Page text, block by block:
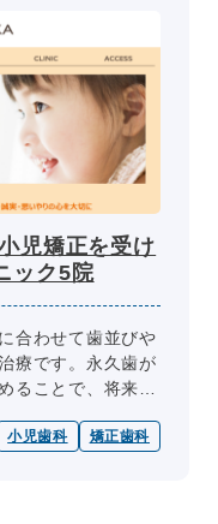
児矯正を受け
ック5院
合わせて歯並びや
療です。永久歯が
ることで、将来の
してい...
小児歯科 矯正歯科